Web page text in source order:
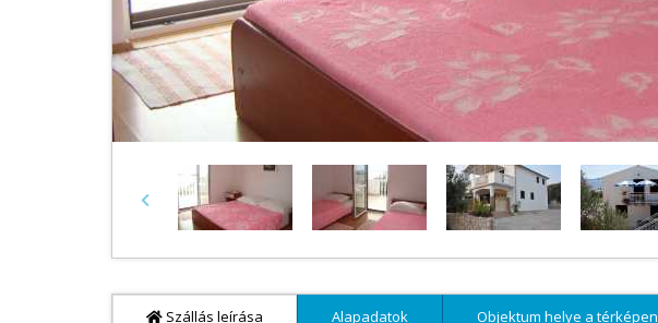
Previous
Szállás leírása Alapadatok Objektum helye a térképen